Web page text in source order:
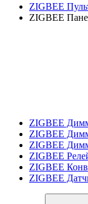
ZIGBEE
ZIGBEE
ZIGBEE
ZIGBEE
ZIGBEE
ZIGBEE
ZIGBEE
ZIGBEE